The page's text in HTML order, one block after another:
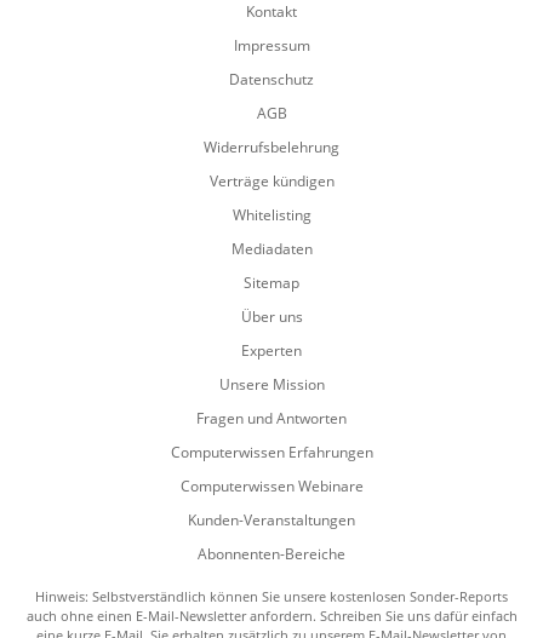
Kontakt
Impressum
Datenschutz
AGB
Widerrufsbelehrung
Verträge kündigen
Whitelisting
Mediadaten
Sitemap
Über uns
Experten
Unsere Mission
Fragen und Antworten
Computerwissen Erfahrungen
Computerwissen Webinare
Kunden-Veranstaltungen
Abonnenten-Bereiche
Hinweis: Selbstverständlich können Sie unsere kostenlosen Sonder-Reports
auch ohne einen E-Mail-Newsletter anfordern. Schreiben Sie uns dafür einfach